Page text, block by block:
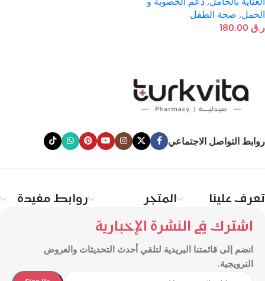
الحمل, صحة الطفل
ر.ق
روابط التواصل الاجتماعي
تعرف علينا المتجر روابط مفيدة
اشترك في النشرة الإخبارية
انضم إلى قائمتنا البريدية لتلقي أحدث التحديثات والعروض
الترويجية.